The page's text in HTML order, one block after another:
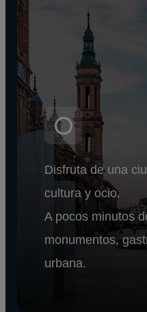
Disfruta de una
cultura y ocio.
A pocos minutos
monumentos,
urbana.